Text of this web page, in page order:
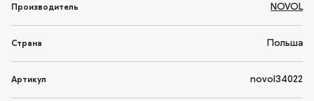
Производитель NOVOL
Страна Польша
Артикул novol34022